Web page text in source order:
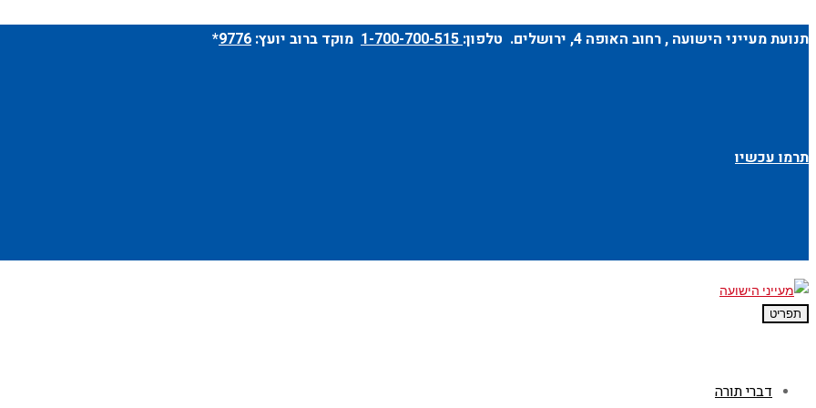
תנועת מעייני הישועה ,רחוב האופה 4 , ירושלים. טלפון: מוקד ברוב יועץ: 9776
*
תרמו עכשיו
תפריט
דברי תורה